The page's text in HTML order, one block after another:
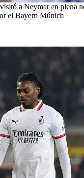
a Neymar en plena
el Bayern Múnich